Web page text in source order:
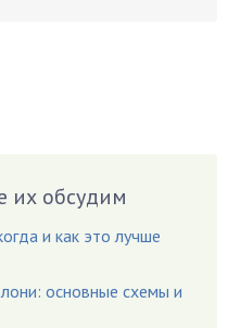
их обсудим
и как это лучше
основные схемы и